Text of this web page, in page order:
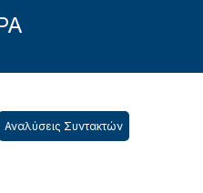
Αναλύσεις Συντακτών